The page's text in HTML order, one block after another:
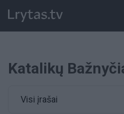
Katalikų
Visi įrašai